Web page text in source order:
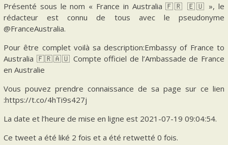
Présenté sous le nom « France in Australia 🇫🇷 🇪🇺 », le
rédacteur est connu de tous avec le pseudonyme
@FranceAustralia.
Pour être complet voilà sa description:Embassy of France to
Australia 🇫🇷🇦🇺 Compte officiel de l’Ambassade de France
en Australie
Vous pouvez prendre connaissance de sa page sur ce lien
:https://t.co/4hTi9s427j
La date et l’heure de mise en ligne est 2021-07-19 09:04:54.
Ce tweet a été liké 2 fois et a été retwetté 0 fois.